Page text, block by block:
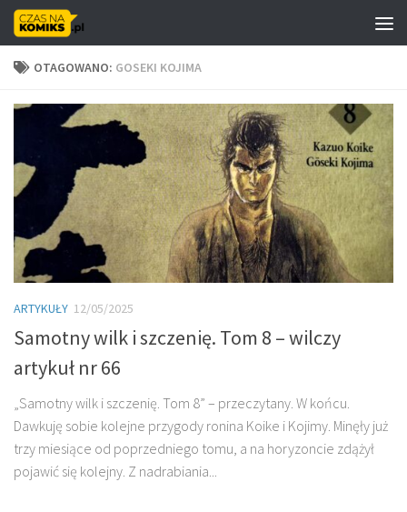
Skip to content
OTAGOWANO: GOSEKI KOJIMA
ARTYKUŁY 12/05/2025
Samotny wilk i szczenię. Tom 8 – wilczy
artykuł nr 66
„Samotny wilk i szczenię. Tom 8” – przeczytany. W końcu.
Dawkuję sobie kolejne przygody ronina Koike i Kojimy. Minęły już
trzy miesiące od poprzedniego tomu, a na horyzoncie zdążył
pojawić się kolejny. Z nadrabiania...